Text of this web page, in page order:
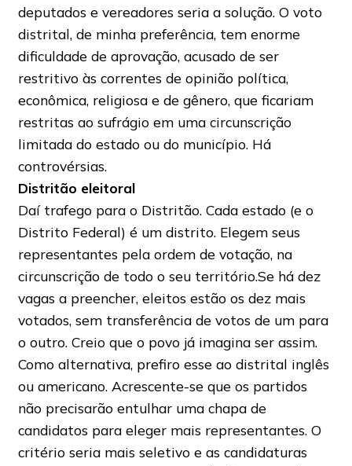
deputados e vereadores seria a solução. O voto
distrital, de minha preferência, tem enorme
dificuldade de aprovação, acusado de ser
restritivo às correntes de opinião política,
econômica, religiosa e de gênero, que ficariam
restritas ao sufrágio em uma circunscrição
limitada do estado ou do município. Há
controvérsias.
Distritão eleitoral
Daí trafego para o Distritão. Cada estado (e o
Distrito Federal) é um distrito. Elegem seus
representantes pela ordem de votação, na
circunscrição de todo o seu território.Se há dez
vagas a preencher, eleitos estão os dez mais
votados, sem transferência de votos de um para
o outro. Creio que o povo já imagina ser assim.
Como alternativa, prefiro esse ao distrital inglês
ou americano. Acrescente-se que os partidos
não precisarão entulhar uma chapa de
candidatos para eleger mais representantes. O
critério seria mais seletivo e as candidaturas